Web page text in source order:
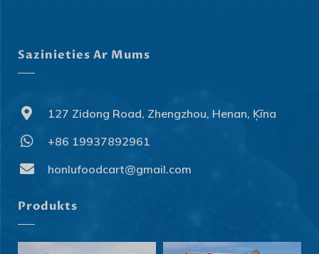
Sazinieties Ar Mums
127 Zidong Road, Zhengzhou, Henan, Ķīna
+86 19937892961
honlufoodcart@gmail.com
Produkts